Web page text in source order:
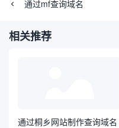
通过mf查询域名
相关推荐
通过桐乡网站制作查询域名